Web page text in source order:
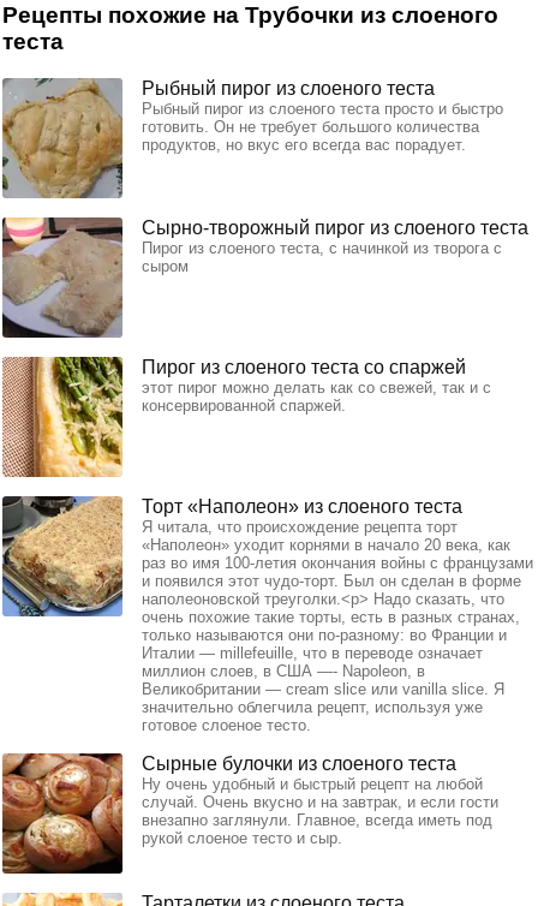
Рецепты похожие на Трубочки из слоеного
теста
Рыбный пирог из слоеного теста
Рыбный пирог из слоеного теста просто и быстро
готовить. Он не требует большого количества
продуктов, но вкус его всегда вас порадует.
Сырно-творожный пирог из слоеного теста
Пирог из слоеного теста, с начинкой из творога с
сыром
Пирог из слоеного теста со спаржей
этот пирог можно делать как со свежей, так и с
консервированной спаржей.
Торт «Наполеон» из слоеного теста
Я читала, что происхождение рецепта торт
«Наполеон» уходит корнями в начало 20 века, как
раз во имя 100-летия окончания войны с французами
и появился этот чудо-торт. Был он сделан в форме
наполеоновской треуголки.<p> Надо сказать, что
очень похожие такие торты, есть в разных странах,
только называются они по-разному: во Франции и
Италии — millefeuille, что в переводе означает
миллион слоев, в США —- Napoleon, в
Великобритании — cream slice или vanilla slice. Я
значительно облегчила рецепт, используя уже
готовое слоеное тесто.
Сырные булочки из слоеного теста
Ну очень удобный и быстрый рецепт на любой
случай. Очень вкусно и на завтрак, и если гости
внезапно заглянули. Главное, всегда иметь под
рукой слоеное тесто и сыр.